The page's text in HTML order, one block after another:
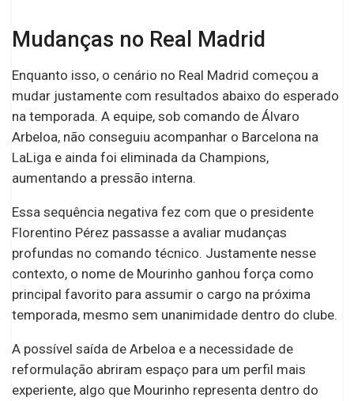
Mudanças no Real Madrid
Enquanto isso, o cenário no Real Madrid começou a
mudar justamente com resultados abaixo do esperado
na temporada. A equipe, sob comando de Álvaro
Arbeloa, não conseguiu acompanhar o Barcelona na
LaLiga e ainda foi eliminada da Champions,
aumentando a pressão interna.
Essa sequência negativa fez com que o presidente
Florentino Pérez passasse a avaliar mudanças
profundas no comando técnico. Justamente nesse
contexto, o nome de Mourinho ganhou força como
principal favorito para assumir o cargo na próxima
temporada, mesmo sem unanimidade dentro do clube.
A possível saída de Arbeloa e a necessidade de
reformulação abriram espaço para um perfil mais
experiente, algo que Mourinho representa dentro do